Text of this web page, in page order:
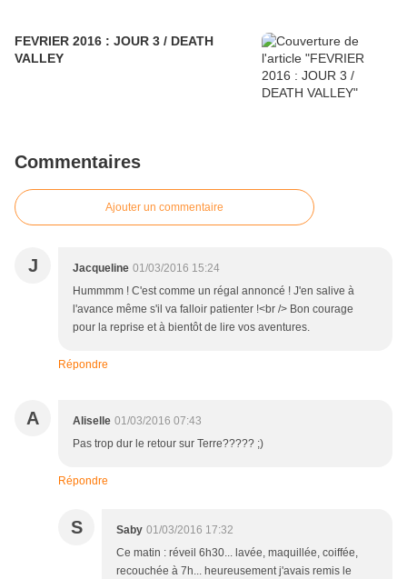
FEVRIER 2016 : JOUR 3 / DEATH
VALLEY
Commentaires
Ajouter un commentaire
J Jacqueline 01/03/2016 15:24
Hummmm ! C'est comme un régal annoncé ! J'en salive à
l'avance même s'il va falloir patienter !<br /> Bon courage
pour la reprise et à bientôt de lire vos aventures.
Répondre
A Aliselle 01/03/2016 07:43
Pas trop dur le retour sur Terre????? ;)
Répondre
S Saby 01/03/2016 17:32
Ce matin : réveil 6h30... lavée, maquillée, coiffée,
recouchée à 7h... heureusement j'avais remis le